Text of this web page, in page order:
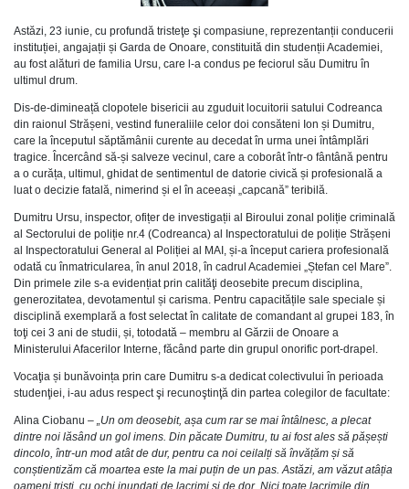
Astăzi, 23 iunie, cu profundă tristeţe şi compasiune, reprezentanții conducerii
instituției, angajații și Garda de Onoare, constituită din studenții Academiei,
au fost alături de familia Ursu, care l-a condus pe feciorul său Dumitru în
ultimul drum.
Dis-de-dimineață clopotele bisericii au zguduit locuitorii satului Codreanca
din raionul Strășeni, vestind funeraliile celor doi consăteni Ion și Dumitru,
care la începutul săptămânii curente au decedat în urma unei întâmplări
tragice. Încercând să-și salveze vecinul, care a coborât într-o fântână pentru
a o curăța, ultimul, ghidat de sentimentul de datorie civică și profesională a
luat o decizie fatală, nimerind și el în aceeași „capcană” teribilă.
Dumitru Ursu, inspector, ofițer de investigații al Biroului zonal poliție criminală
al Sectorului de poliție nr.4 (Codreanca) al Inspectoratului de poliție Strășeni
al Inspectoratului General al Poliției al MAI, și-a început cariera profesională
odată cu înmatricularea, în anul 2018, în cadrul Academiei „Ștefan cel Mare”.
Din primele zile s-a evidențiat prin calităţi deosebite precum disciplina,
generozitatea, devotamentul și carisma. Pentru capacitățile sale speciale și
disciplină exemplară a fost selectat în calitate de comandant al grupei 183, în
toţi cei 3 ani de studii, și, totodată – membru al Gărzii de Onoare a
Ministerului Afacerilor Interne, făcând parte din grupul onorific port-drapel.
Vocaţia și bunăvoința prin care Dumitru s-a dedicat colectivului în perioada
studenţiei, i-au adus respect şi recunoştinţă din partea colegilor de facultate:
Alina Ciobanu – „Un om deosebit, așa cum rar se mai întâlnesc, a plecat
dintre noi lăsând un gol imens. Din păcate Dumitru, tu ai fost ales să pășești
dincolo, într-un mod atât de dur, pentru ca noi ceilalți să învățăm și să
conștientizăm că moartea este la mai puțin de un pas. Astăzi, am văzut atâția
oameni triști, cu ochi inundați de lacrimi și de dor. Nici toate lacrimile din